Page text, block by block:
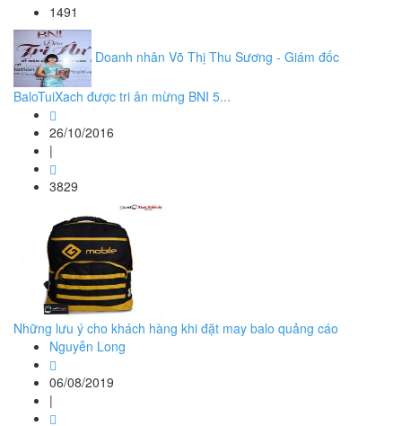
1491
Doanh nhân Võ Thị Thu Sương - Giám đốc
BaloTuiXach được tri ân mừng BNI 5...
26/10/2016
|
3829
Những lưu ý cho khách hàng khi đặt may balo quảng cáo
Nguyễn Long
06/08/2019
|